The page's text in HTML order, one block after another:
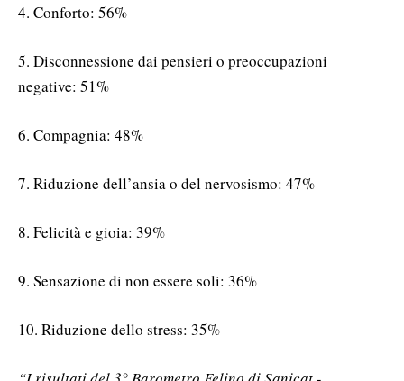
4. Conforto: 56%
5. Disconnessione dai pensieri o preoccupazioni
negative: 51%
6. Compagnia: 48%
7. Riduzione dell’ansia o del nervosismo: 47%
8. Felicità e gioia: 39%
9. Sensazione di non essere soli: 36%
10. Riduzione dello stress: 35%